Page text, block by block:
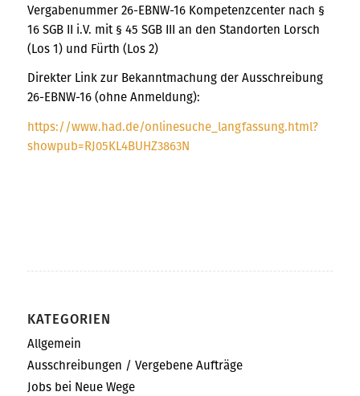
Vergabenummer 26-EBNW-16 Kompetenzcenter nach §
16 SGB II i.V. mit § 45 SGB III an den Standorten Lorsch
(Los 1) und Fürth (Los 2)
Direkter Link zur Bekanntmachung der Ausschreibung
26-EBNW-16 (ohne Anmeldung):
https://www.had.de/onlinesuche_langfassung.html?
showpub=RJ05KL4BUHZ3863N
KATEGORIEN
Allgemein
Ausschreibungen / Vergebene Aufträge
Jobs bei Neue Wege